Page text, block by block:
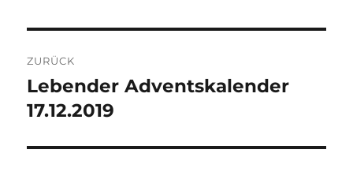
ZURÜCK
Vorheriger
Beitrag:
Lebender Adventskalender
17.12.2019